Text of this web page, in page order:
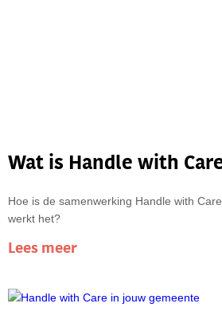
Wat is Handle with
Hoe is de samenwerking Handle with
werkt het?
Lees meer